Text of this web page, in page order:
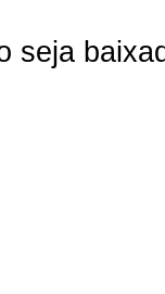
seja